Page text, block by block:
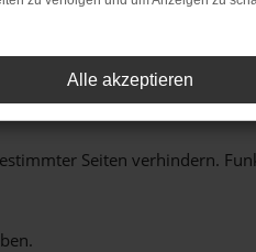
Seiten verhindern.
Alle akzeptieren